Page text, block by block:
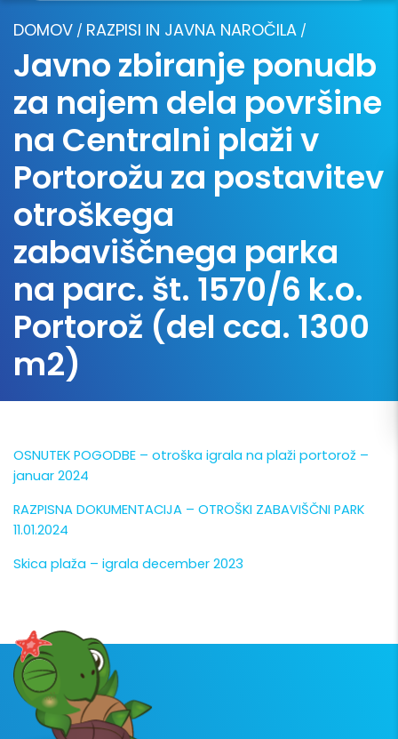
DOMOV / RAZPISI IN JAVNA NAROČILA /
Javno zbiranje ponudb
za najem dela površine
na Centralni plaži v
Portorožu za postavitev
otroškega
zabaviščnega parka
na parc. št. 1570/6 k.o.
Portorož (del cca. 1300
m2)
OSNUTEK POGODBE – otroška igrala na plaži portorož –
januar 2024
RAZPISNA DOKUMENTACIJA – OTROŠKI ZABAVIŠČNI PARK
11.01.2024
Skica plaža – igrala december 2023